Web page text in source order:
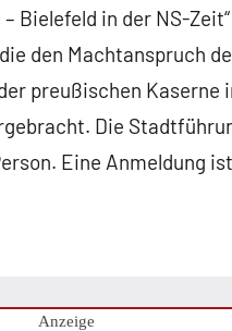
Bielefeld in der NS-
den Machtanspruch
preußischen Kaserne
Die
Eine Anmeldung
Anzeige